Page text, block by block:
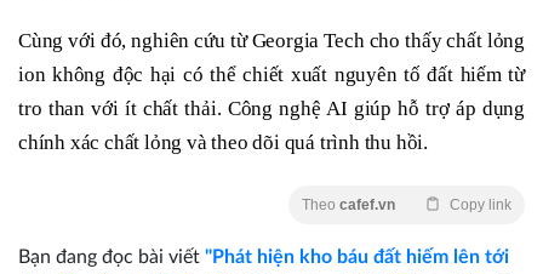
Cùng với đó, nghiên cứu từ Georgia Tech cho thấy chất lỏng
ion không độc hại có thể chiết xuất nguyên tố đất hiếm từ
tro than với ít chất thải. Công nghệ AI giúp hỗ trợ áp dụng
chính xác chất lỏng và theo dõi quá trình thu hồi.
Theo cafef.vn Copy link
Bạn đang đọc bài viết "Phát hiện kho báu đất hiếm lên tới